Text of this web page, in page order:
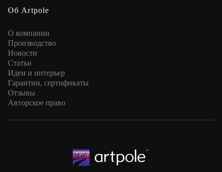
Об Artpole
О компании
Производство
Новости
Статьи
Идеи и интерьер
Гарантии, сертификаты
Отзывы
Авторское право